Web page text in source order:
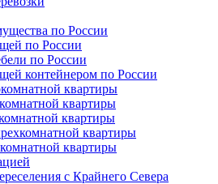
по России
по России
по России
контейнером по России
квартиры
квартиры
квартиры
квартиры
квартиры
с Крайнего Севера